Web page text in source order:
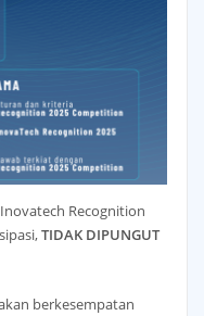
Recognition
TIDAK DIPUNGUT
berkesempatan